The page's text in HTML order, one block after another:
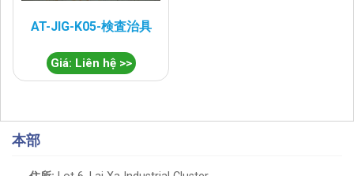
AT-JIG-K05-検査治具
Giá: Liên hệ >>
本部